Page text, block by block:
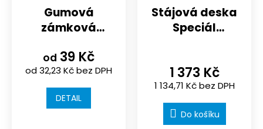
Gumová
zámková
hřiště |
sportoviště |
200x165x43 mm
od 32,23 Kč bez DPH
od 39 Kč
DETAIL
Stájová deska
Speciál
1 134,71 Kč bez DPH
1 373 Kč
Do košíku